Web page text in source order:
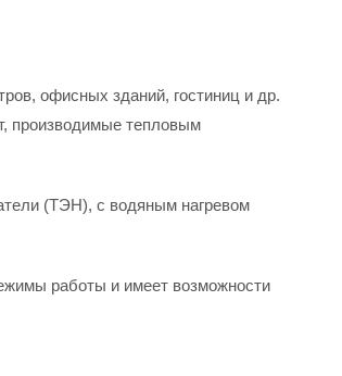
офисных зданий, гостиниц и др.
производимые тепловым
(ТЭН), с водяным нагревом
работы и имеет возможности